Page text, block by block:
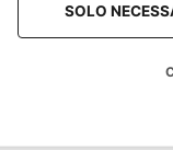
SOLO